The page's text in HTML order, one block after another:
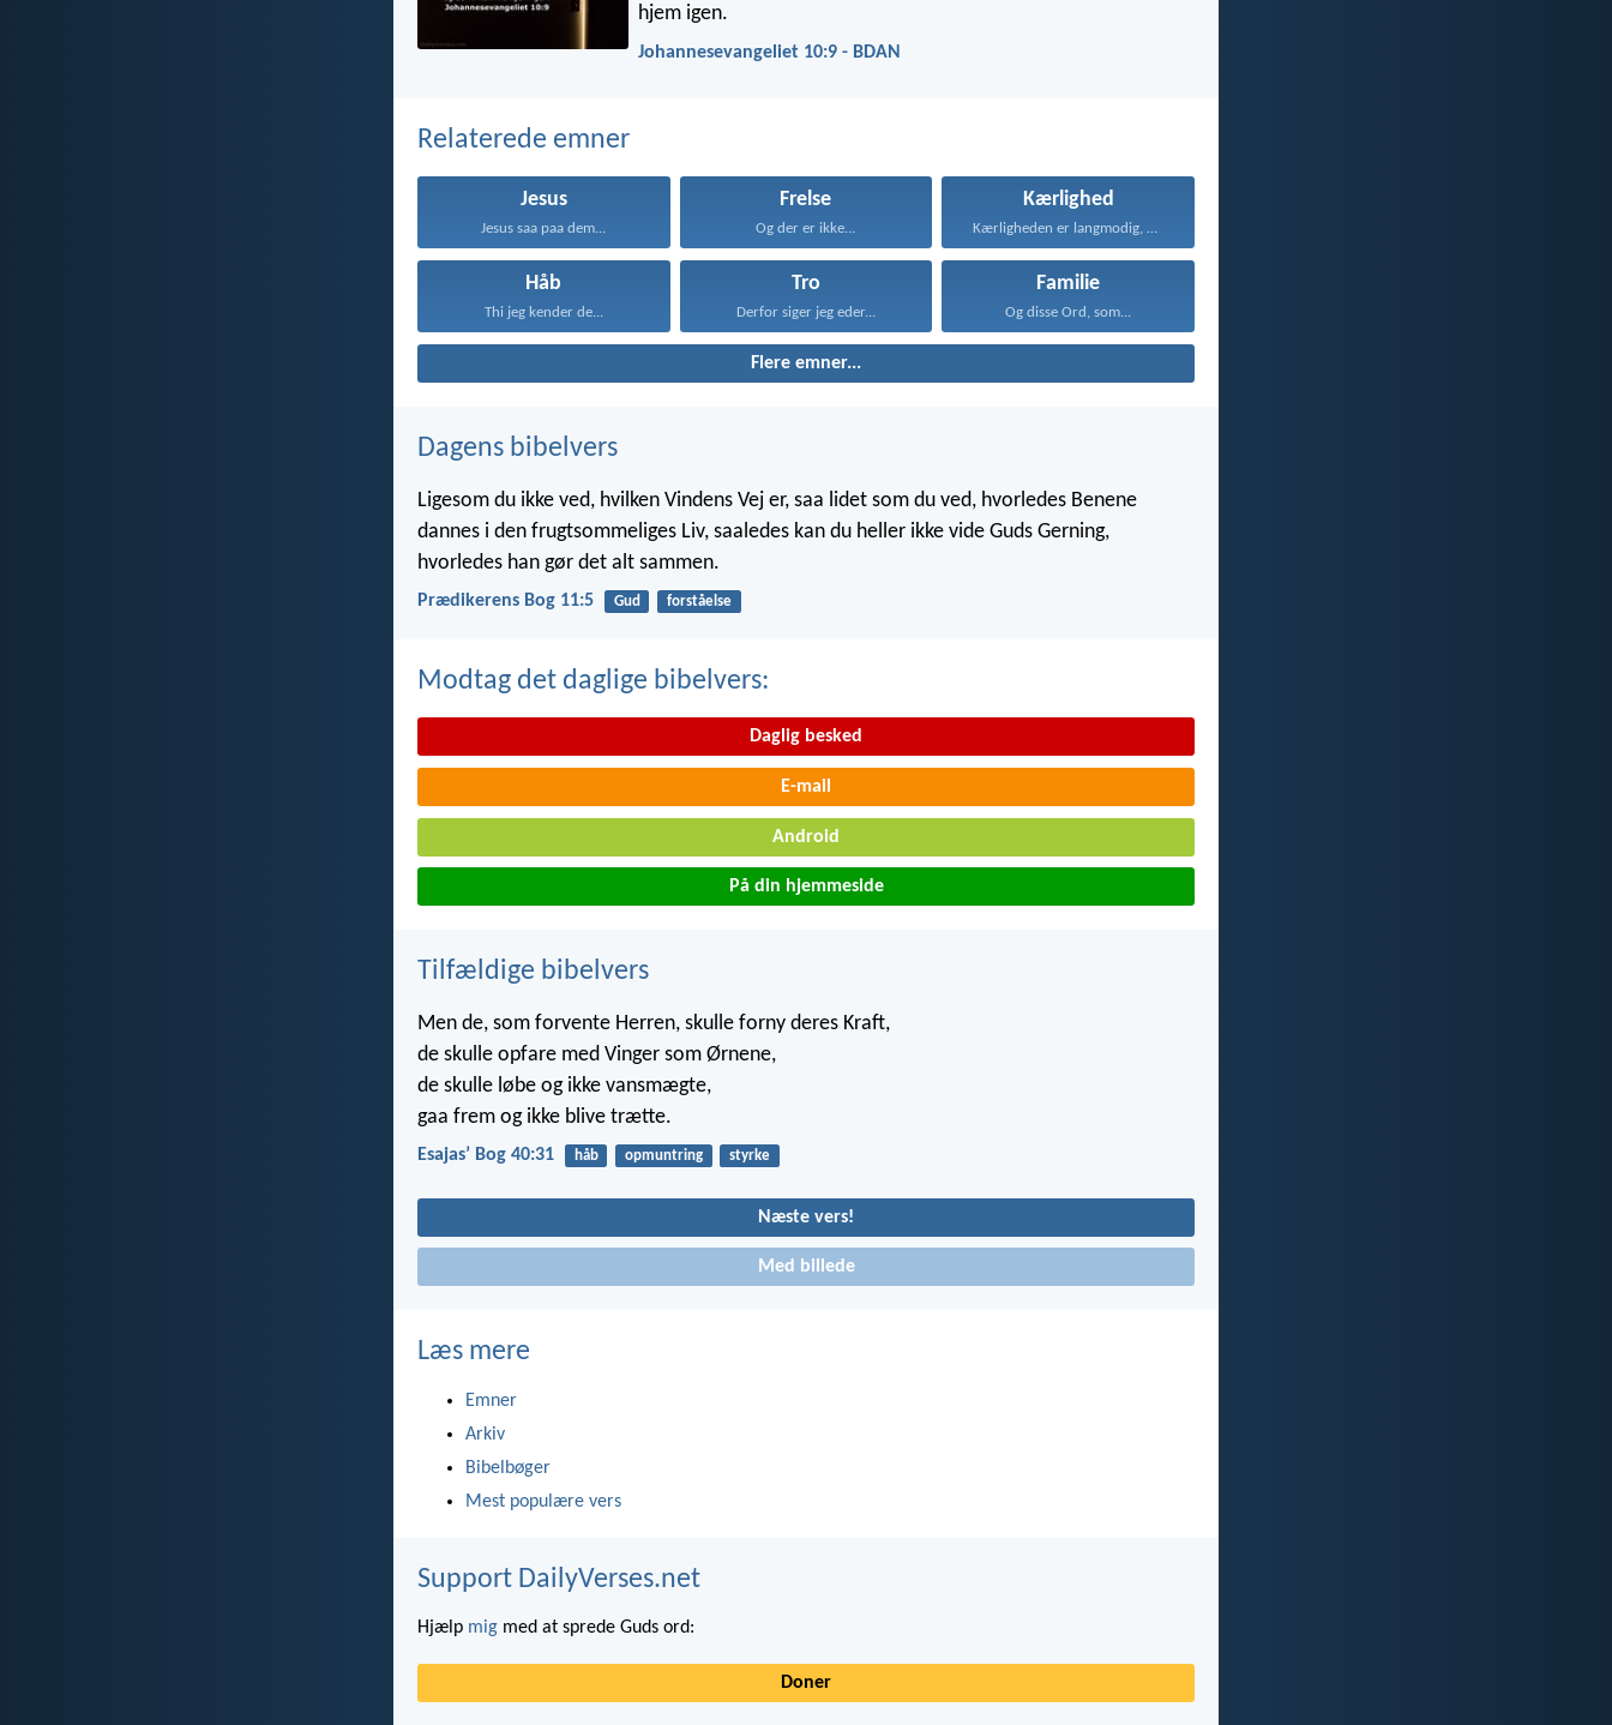
hjem igen.
Johannesevangeliet 10:9 - BDAN
Relaterede emner
Jesus
Jesus saa paa dem...
Frelse
Og der er ikke...
Kærlighed
Kærligheden er langmodig, er...
Håb
Thi jeg kender de...
Tro
Derfor siger jeg eder...
Familie
Og disse Ord, som...
Flere emner...
Dagens bibelvers
Ligesom du ikke ved, hvilken Vindens Vej er, saa lidet som du ved, hvorledes Benene
dannes i den frugtsommeliges Liv, saaledes kan du heller ikke vide Guds Gerning,
hvorledes han gør det alt sammen.
Prædikerens Bog 11:5 Gud forståelse
Modtag det daglige bibelvers:
Daglig besked
E-mail
Android
På din hjemmeside
Tilfældige bibelvers
Men de, som forvente Herren, skulle forny deres Kraft,
de skulle opfare med Vinger som Ørnene,
de skulle løbe og ikke vansmægte,
gaa frem og ikke blive trætte.
Esajasʼ Bog 40:31 håb opmuntring styrke
Næste vers!
Med billede
Læs mere
Emner
Arkiv
Bibelbøger
Mest populære vers
Support DailyVerses.net
Hjælp mig med at sprede Guds ord:
Doner